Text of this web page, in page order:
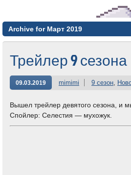
Archive for Март 2019
Трейлер 9 сезона
09.03.2019 mimimi 9 сезон,
Вышел трейлер девятого сезона, и
Спойлер: Селестия — мухожук.